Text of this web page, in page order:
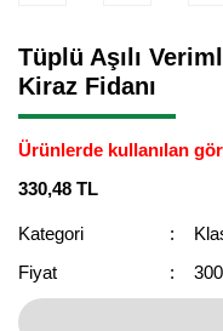
Tüplü Aşılı
Kiraz Fidanı
Ürünlerde kullanılan
330,48 TL
Kategori
Fiyat